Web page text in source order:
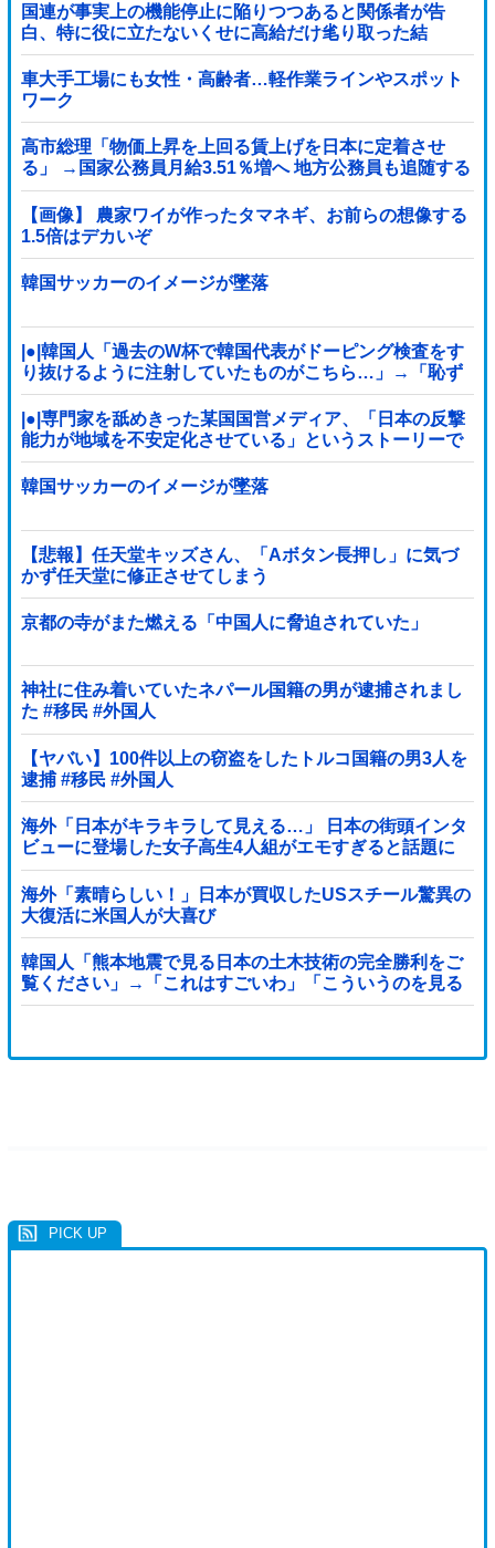
国連が事実上の機能停止に陥りつつあると関係者が告
白、特に役に立たないくせに高給だけ毟り取った結
果……他
車大手工場にも女性・高齢者…軽作業ラインやスポット
ワーク
高市総理「物価上昇を上回る賃上げを日本に定着させ
る」 →国家公務員月給3.51％増へ 地方公務員も追随する
見通し
【画像】 農家ワイが作ったタマネギ、お前らの想像する
1.5倍はデカいぞ
韓国サッカーのイメージが墜落
|●|韓国人「過去のW杯で韓国代表がドーピング検査をす
り抜けるように注射していたものがこちら…」→「恥ず
かしい…（ﾌﾞﾙﾌﾞﾙ」＝韓国の反応
|●|専門家を舐めきった某国国営メディア、「日本の反撃
能力が地域を不安定化させている」というストーリーで
番組制作を進めようとするも……
韓国サッカーのイメージが墜落
【悲報】任天堂キッズさん、「Aボタン長押し」に気づ
かず任天堂に修正させてしまう
京都の寺がまた燃える「中国人に脅迫されていた」
神社に住み着いていたネパール国籍の男が逮捕されまし
た #移民 #外国人
【ヤバい】100件以上の窃盗をしたトルコ国籍の男3人を
逮捕 #移民 #外国人
海外「日本がキラキラして見える…」 日本の街頭インタ
ビューに登場した女子高生4人組がエモすぎると話題に
海外「素晴らしい！」日本が買収したUSスチール驚異の
大復活に米国人が大喜び
韓国人「熊本地震で見る日本の土木技術の完全勝利をご
覧ください」→「これはすごいわ」「こういうのを見る
と日本人は何か適当に作る感じがしない・・・」「あれ